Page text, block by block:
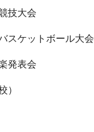
技大会
スケットボール大会
発表会
）